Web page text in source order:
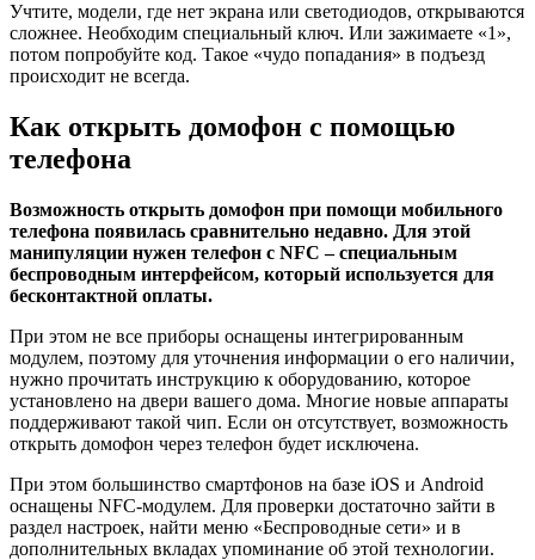
Учтите, модели, где нет экрана или светодиодов, открываются
сложнее. Необходим специальный ключ. Или зажимаете «1»,
потом попробуйте код. Такое «чудо попадания» в подъезд
происходит не всегда.
Как открыть домофон с помощью
телефона
Возможность открыть домофон при помощи мобильного
телефона появилась сравнительно недавно. Для этой
манипуляции нужен телефон с NFC – специальным
беспроводным интерфейсом, который используется для
бесконтактной оплаты.
При этом не все приборы оснащены интегрированным
модулем, поэтому для уточнения информации о его наличии,
нужно прочитать инструкцию к оборудованию, которое
установлено на двери вашего дома. Многие новые аппараты
поддерживают такой чип. Если он отсутствует, возможность
открыть домофон через телефон будет исключена.
При этом большинство смартфонов на базе iOS и Android
оснащены NFC-модулем. Для проверки достаточно зайти в
раздел настроек, найти меню «Беспроводные сети» и в
дополнительных вкладах упоминание об этой технологии.